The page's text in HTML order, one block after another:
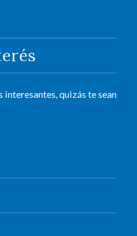
quizás te sean